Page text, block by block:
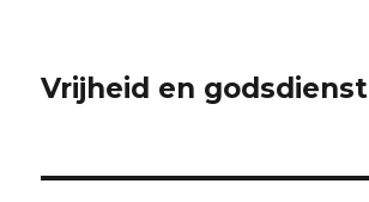
Vrijheid en godsdienst